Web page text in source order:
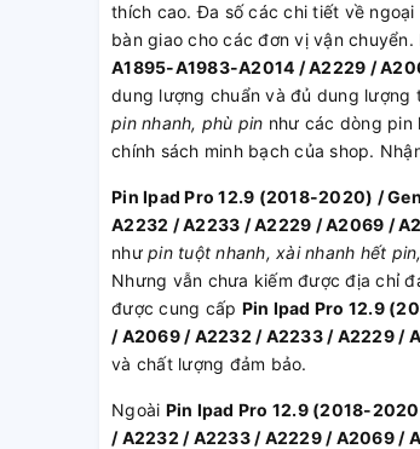
thích cao. Đa số các chi tiết về
bàn giao cho các đơn vị vận chuyển.
A1895-A1983-A2014 / A2229 /
dung lượng chuẩn và đủ dung lượng
pin nhanh, phù pin như các dòng pin
chính sách minh bạch của shop.
Pin Ipad Pro 12.9 (2018-2020) /
A2232 / A2233 / A2229 / A2069 /
như pin tuột nhanh, xài nhanh hết
Nhưng vẫn chưa kiếm được địa chỉ
được cung cấp Pin Ipad Pro 12.9
/ A2069 / A2232 / A2233 / A2229 /
và chất lượng đảm bảo.
Ngoài Pin Ipad Pro 12.9 (2018-
/ A2232 / A2233 / A2229 / A2069 /